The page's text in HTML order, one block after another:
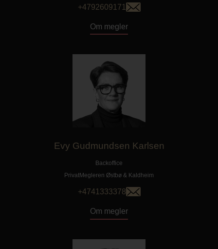
+4792609171
Om megler
Evy Gudmundsen Karlsen
Backoffice
PrivatMegleren Østbø & Kaldheim
+4741333378
Om megler